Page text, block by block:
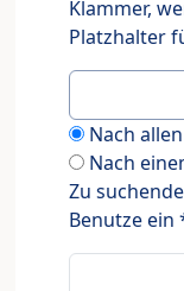
Klammer,
Platzhalter
Nach
Nach
Zu
Benutze